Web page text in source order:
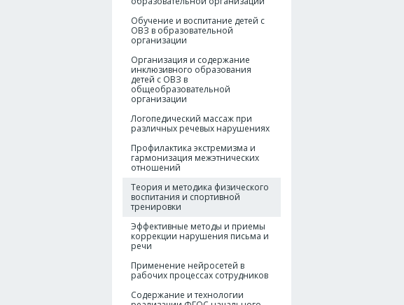
Обучение и воспитание детей с
ОВЗ в образовательной
организации
Организация и содержание
инклюзивного образования
детей с ОВЗ в
общеобразовательной
организации
Логопедический массаж при
различных речевых нарушениях
Профилактика экстремизма и
гармонизация межэтнических
отношений
Теория и методика физического
воспитания и спортивной
тренировки
Эффективные методы и приемы
коррекции нарушения письма и
речи
Применение нейросетей в
рабочих процессах сотрудников
Содержание и технологии